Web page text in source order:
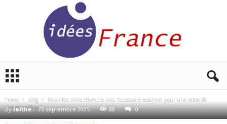
e
s
f
Home Blog
Réveillez votre chambre avec l’accessoire essentiel pour une table de
chevet parfaite
BLOG
Réveillez votre chambre avec l’accessoire essentiel
pour une table de chevet parfaite
By laithe- 25 septembre 2025 88 0